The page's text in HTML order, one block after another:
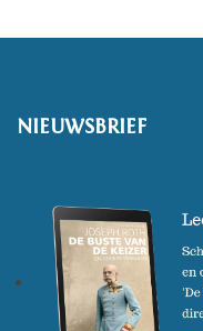
NIEUWSBRIEF